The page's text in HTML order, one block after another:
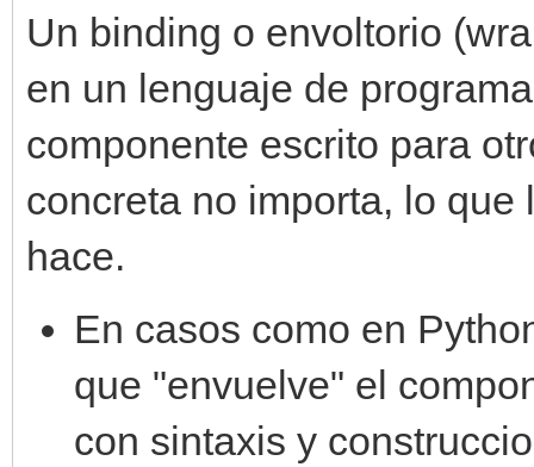
Un binding o envoltorio
en un lenguaje de
componente escrito para
concreta no importa, lo
hace.
En casos como en
que "envuelve" el
con sintaxis y